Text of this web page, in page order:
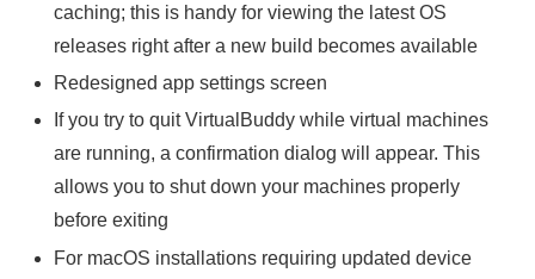
caching; this is handy for viewing the latest OS
releases right after a new build becomes available
Redesigned app settings screen
If you try to quit VirtualBuddy while virtual machines
are running, a confirmation dialog will appear. This
allows you to shut down your machines properly
before exiting
For macOS installations requiring updated device